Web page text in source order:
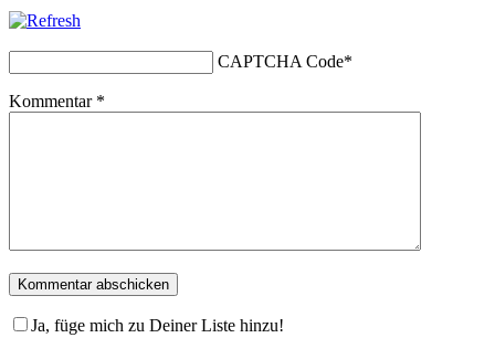
CAPTCHA Code*
Kommentar *
Ja, füge mich zu Deiner Liste hinzu!